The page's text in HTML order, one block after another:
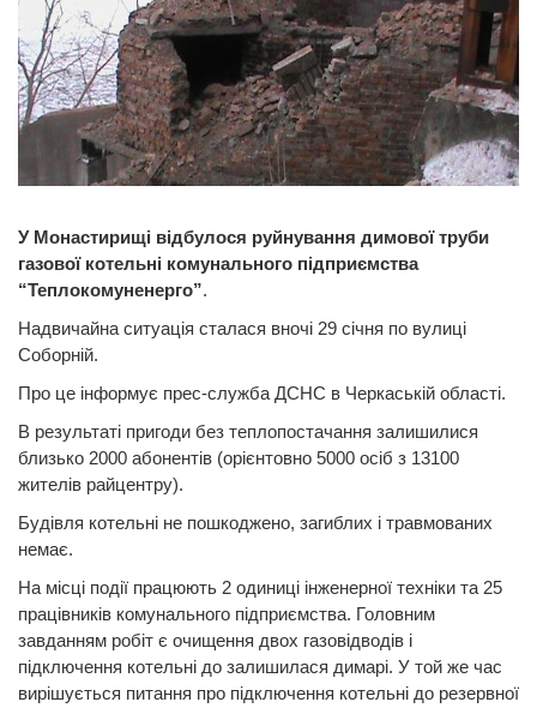
У Монастирищі відбулося руйнування димової труби
газової котельні комунального підприємства
“Теплокомуненерго”.
Надвичайна ситуація сталася вночі 29 січня по вулиці
Соборній.
Про це інформує прес-служба ДСНС в Черкаській області.
В результаті пригоди без теплопостачання залишилися
близько 2000 абонентів (орієнтовно 5000 осіб з 13100
жителів райцентру).
Будівля котельні не пошкоджено, загиблих і травмованих
немає.
На місці події працюють 2 одиниці інженерної техніки та 25
працівників комунального підприємства. Головним
завданням робіт є очищення двох газовідводів і
підключення котельні до залишилася димарі. У той же час
вирішується питання про підключення котельні до резервної